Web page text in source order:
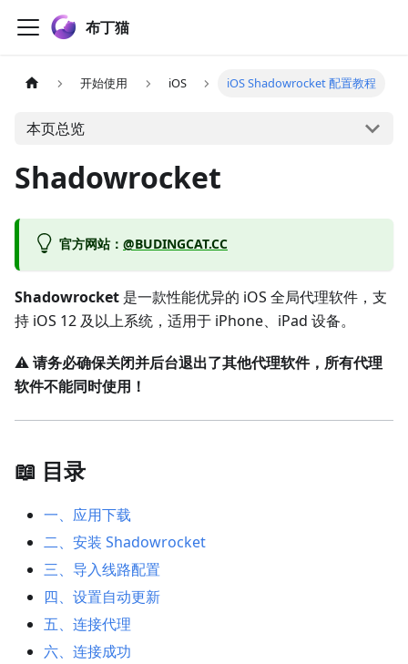
布丁猫
开始使用 iOS iOS Shadowrocket 配置教程
本页总览
Shadowrocket
官方网站： @BUDINGCAT.CC
Shadowrocket 是一款性能优异的 iOS 全局代理软件，支
持 iOS 12 及以上系统，适用于 iPhone、iPad 设备。
⚠️请务必确保关闭并后台退出了其他代理软件，所有代理
软件不能同时使用！
📖 目录
一、应用下载
二、安装 Shadowrocket
三、导入线路配置
四、设置自动更新
五、连接代理
六、连接成功